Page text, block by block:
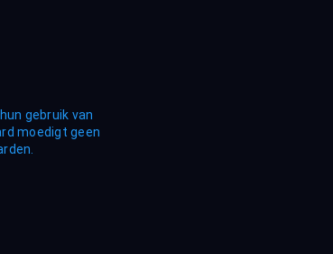
gebruik van
moedigt geen